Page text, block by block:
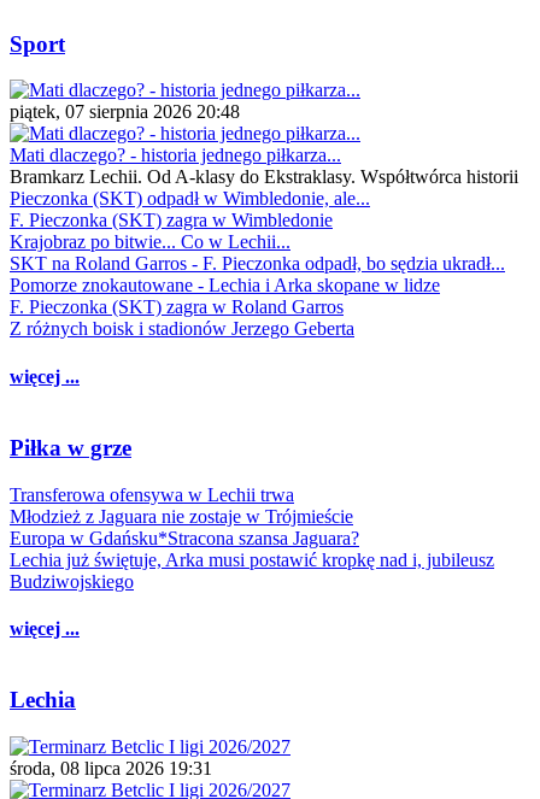
Sport
piątek, 07 sierpnia 2026 20:48
Mati dlaczego? - historia jednego piłkarza...
Bramkarz Lechii. Od A-klasy do Ekstraklasy. Współtwórca historii
Pieczonka (SKT) odpadł w Wimbledonie, ale...
F. Pieczonka (SKT) zagra w Wimbledonie
Krajobraz po bitwie... Co w Lechii...
SKT na Roland Garros - F. Pieczonka odpadł, bo sędzia ukradł...
Pomorze znokautowane - Lechia i Arka skopane w lidze
F. Pieczonka (SKT) zagra w Roland Garros
Z różnych boisk i stadionów Jerzego Geberta
więcej ...
Piłka w grze
Transferowa ofensywa w Lechii trwa
Młodzież z Jaguara nie zostaje w Trójmieście
Europa w Gdańsku*Stracona szansa Jaguara?
Lechia już świętuje, Arka musi postawić kropkę nad i, jubileusz
Budziwojskiego
więcej ...
Lechia
środa, 08 lipca 2026 19:31